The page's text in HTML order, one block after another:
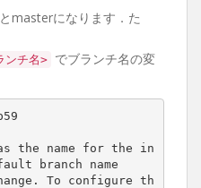
masterになります．た
チ名> でブランチ名の変
the name for the in
branch name
To configure th